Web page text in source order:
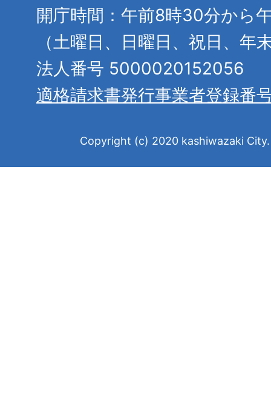
開庁時間：午前8時30分から
（土曜日、日曜日、祝日、年
法人番号 5000020152056
適格請求書発行事業者登録番
Copyright (c) 2020 kashiwazaki